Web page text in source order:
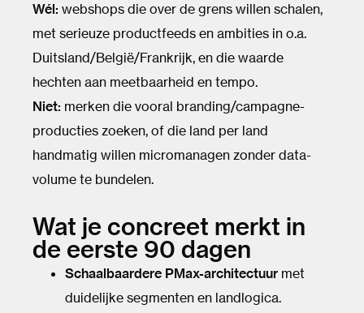
Wél: webshops die over de grens willen schalen,
met serieuze productfeeds en ambities in o.a.
Duitsland/België/Frankrijk, en die waarde
hechten aan meetbaarheid en tempo.
Niet: merken die vooral branding/campagne-
producties zoeken, of die land per land
handmatig willen micromanagen zonder data-
volume te bundelen.
Wat je concreet merkt in
de eerste 90 dagen
Schaalbaardere PMax-architectuur met
duidelijke segmenten en landlogica.